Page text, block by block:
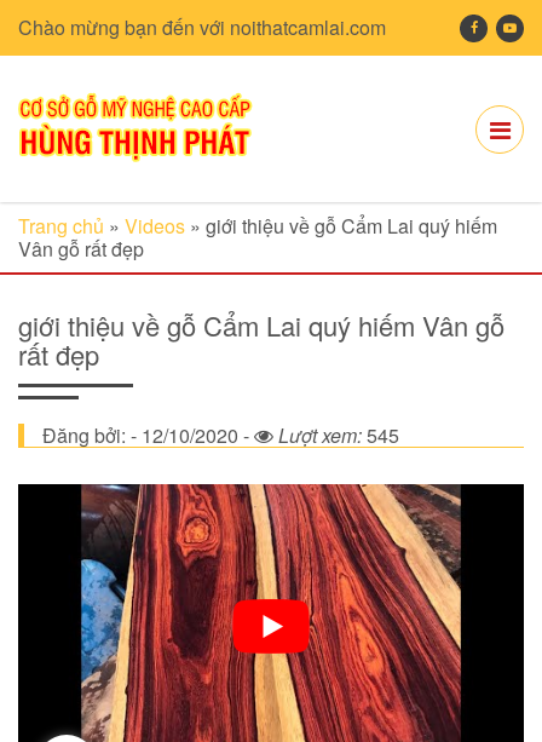
Chào mừng bạn đến với noithatcamlai.com
Trang chủ » Videos » giới thiệu về gỗ Cẩm Lai quý hiếm
Vân gỗ rất đẹp
giới thiệu về gỗ Cẩm Lai quý hiếm Vân gỗ
rất đẹp
Đăng bởi: - 12/10/2020 - Lượt xem:545